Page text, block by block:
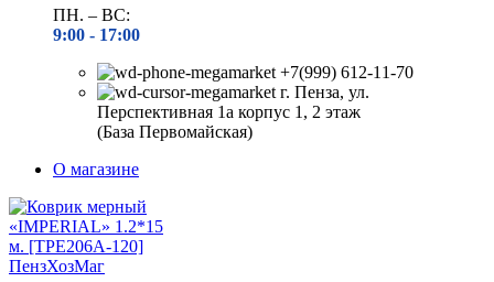
ПН. – ВС:
9:00 - 17:00
+7(999) 612-11-70
г. Пенза, ул.
Перспективная 1а корпус 1, 2 этаж
(База Первомайская)
О магазине